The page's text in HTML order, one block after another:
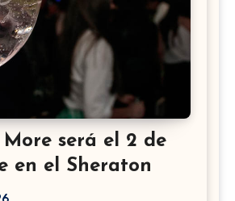
More será el 2 de
en el Sheraton